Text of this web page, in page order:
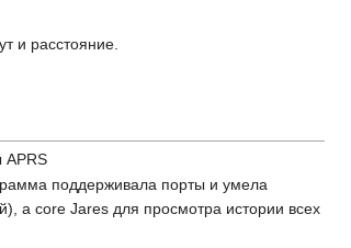
и расстояние.
APRS
поддерживала порты и умела
а core Jares для просмотра истории всех